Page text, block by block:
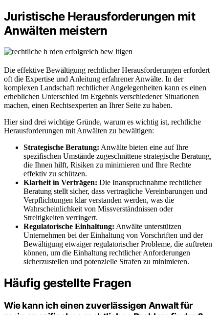
Juristische Herausforderungen mit
Anwälten meistern
Die effektive Bewältigung rechtlicher Herausforderungen erfordert
oft die Expertise und Anleitung erfahrener Anwälte. In der
komplexen Landschaft rechtlicher Angelegenheiten kann es einen
erheblichen Unterschied im Ergebnis verschiedener Situationen
machen, einen Rechtsexperten an Ihrer Seite zu haben.
Hier sind drei wichtige Gründe, warum es wichtig ist, rechtliche
Herausforderungen mit Anwälten zu bewältigen:
Strategische Beratung: Anwälte bieten eine auf Ihre
spezifischen Umstände zugeschnittene strategische Beratung,
die Ihnen hilft, Risiken zu minimieren und Ihre Rechte
effektiv zu schützen.
Klarheit in Verträgen: Die Inanspruchnahme rechtlicher
Beratung stellt sicher, dass vertragliche Vereinbarungen und
Verpflichtungen klar verstanden werden, was die
Wahrscheinlichkeit von Missverständnissen oder
Streitigkeiten verringert.
Regulatorische Einhaltung: Anwälte unterstützen
Unternehmen bei der Einhaltung von Vorschriften und der
Bewältigung etwaiger regulatorischer Probleme, die auftreten
können, um die Einhaltung rechtlicher Anforderungen
sicherzustellen und potenzielle Strafen zu minimieren.
Häufig gestellte Fragen
Wie kann ich einen zuverlässigen Anwalt für